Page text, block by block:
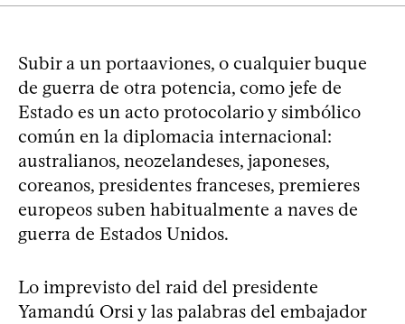
Subir a un portaaviones, o cualquier buque
de guerra de otra potencia, como jefe de
Estado es un acto protocolario y simbólico
común en la diplomacia internacional:
australianos, neozelandeses, japoneses,
coreanos, presidentes franceses, premieres
europeos suben habitualmente a naves de
guerra de Estados Unidos.
Lo imprevisto del raid del presidente
Yamandú Orsi y las palabras del embajador